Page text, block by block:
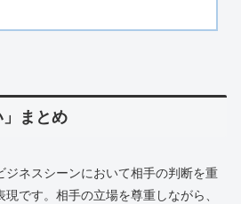
」まとめ
ジネスシーンにおいて相手の判断を重
です。相手の立場を尊重しながら、